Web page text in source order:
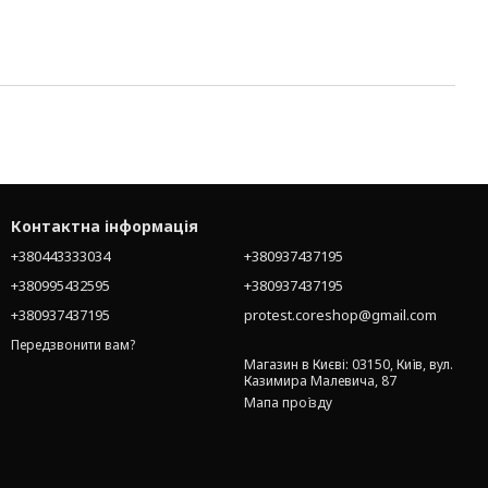
Контактна інформація
+380443333034
+380995432595
+380937437195
Передзвонити вам?
+380937437195
+380937437195
protest.coreshop@gmail.com
Магазин в Києві: 03150, Київ, вул.
Казимира Малевича, 87
Мапа проїзду